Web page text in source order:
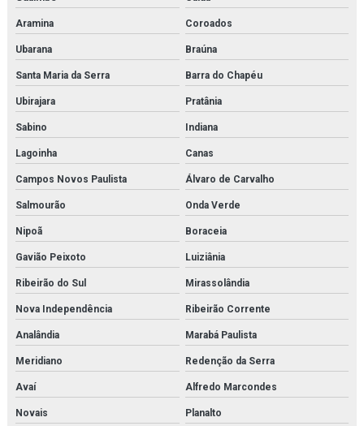
Aramina Coroados
Ubarana Braúna
Santa Maria da Serra Barra do Chapéu
Ubirajara Pratânia
Sabino Indiana
Lagoinha Canas
Campos Novos Paulista Álvaro de Carvalho
Salmourão Onda Verde
Nipoã Boraceia
Gavião Peixoto Luiziânia
Ribeirão do Sul Mirassolândia
Nova Independência Ribeirão Corrente
Analândia Marabá Paulista
Meridiano Redenção da Serra
Avaí Alfredo Marcondes
Novais Planalto